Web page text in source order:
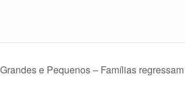
e Pequenos – Famílias